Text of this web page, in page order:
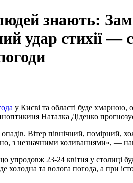
знають:
удар стихії
у Києві та області буде
Наталка Діденко
опадів. Вітер північний, помірний,
з незначними коливаннями», —
упродовж 23-24 квітня у столиці
холодна та волога погода, а при